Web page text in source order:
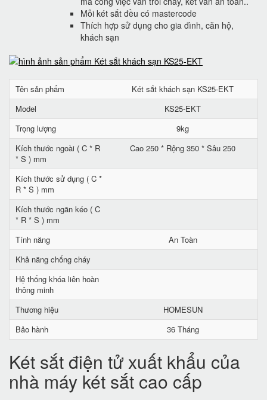
Mỗi két sắt đều có mastercode
Thích hợp sử dụng cho gia đình, căn hộ,
khách sạn
Tên sản phẩm
Két sắt khách sạn KS25-EKT
Model
KS25-EKT
Trọng lượng
9kg
Kích thước ngoài ( C * R
* S ) mm
Cao 250 * Rộng 350 * Sâu 250
Kích thước sử dụng ( C *
R * S ) mm
Kích thước ngăn kéo ( C
* R * S ) mm
Tính năng
An Toàn
Khả năng chống cháy
Hệ thống khóa liên hoàn
thông minh
Thương hiệu
HOMESUN
Bảo hành
36 Tháng
Két sắt điện tử xuất khẩu của
nhà máy két sắt cao cấp